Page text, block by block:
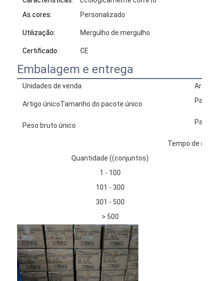
As cores:
Personalizado
Utilização: Mergulho de mergulho
Certificado:
CE
Embalagem e entrega
Unidades de venda Artigo
Artigo únicoTamanho do pacote único
Peso bruto único Pacote
Tempo de
Quantidade ((conjuntos)
1 - 100
101 - 300
301 - 500
> 500